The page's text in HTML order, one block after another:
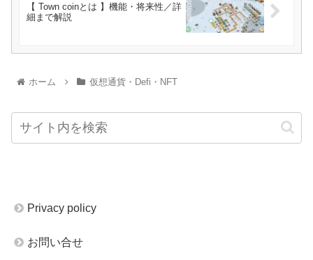
【 Town coinとは 】機能・将来性／詳
細まで解説
ホーム 仮想通貨・Defi・NFT
Privacy policy
お問い合せ